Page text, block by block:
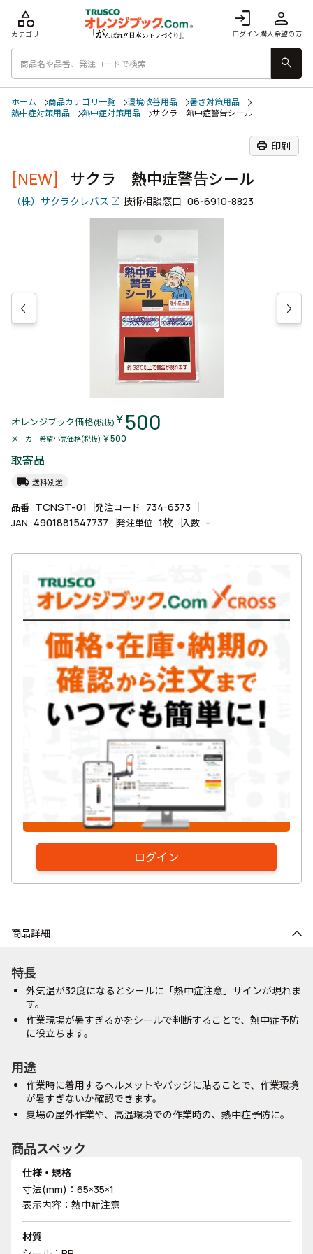
login
ログイン
person
購入希望の方
category
カテゴリ
search
ホーム 商品カテゴリ一覧 環境改善用品
暑さ対策用品
熱中症対策用品
熱中症対策用品 サクラ 熱中症警告シール
print 印刷
[NEW] サクラ 熱中症警告シール
（株）サクラクレパス 技術相談窓口 06-6910-8823
オレンジブック価格(税抜) ￥500
メーカー希望小売価格(税抜) ￥500
取寄品
local_shipping 送料別途
品番 TCNST-01 発注コード 734-6373
JAN 4901881547737 発注単位 1枚 入数 -
ログイン
商品詳細
特長
外気温が32度になるとシールに「熱中症注意」サインが現れま
す。
作業現場が暑すぎるかをシールで判断することで、熱中症予防
に役立ちます。
用途
作業時に着用するヘルメットやバッジに貼ることで、作業環境
が暑すぎないか確認できます。
夏場の屋外作業や、高温環境での作業時の、熱中症予防に。
商品スペック
仕様・規格
寸法(mm)：65×35×1
表示内容：熱中症注意
材質